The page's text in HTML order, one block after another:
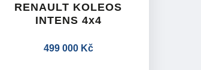
RENAULT KOLEOS
INTENS 4x4
499 000 Kč